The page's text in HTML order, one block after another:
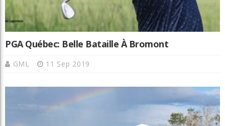
PGA Québec: Belle Bataille À Bromont
GML 11 Sep 2019